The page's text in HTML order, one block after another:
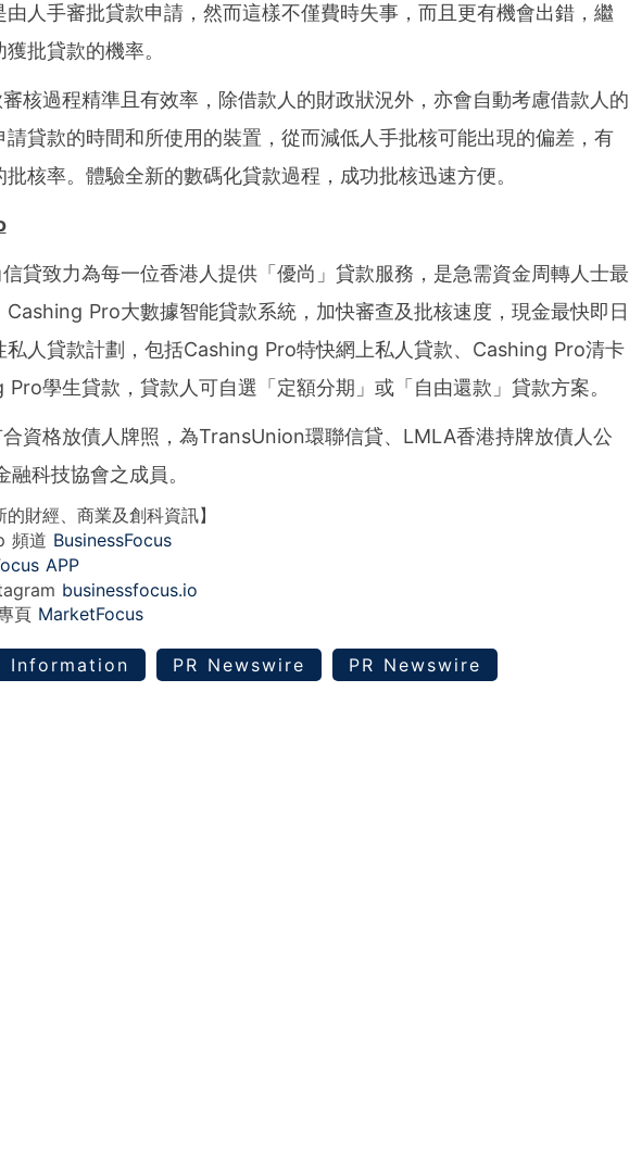
由人手審批貸款申請，然而這樣不僅費時失事，而且更有機會出錯，繼
批貸款的機率。
核過程精準且有效率，除借款人的財政狀況外，亦會自動考慮借款人的
請貸款的時間和所使用的裝置，從而減低人手批核可能出現的偏差，有
核率。體驗全新的數碼化貸款過程，成功批核迅速方便。
貸致力為每一位香港人提供「優尚」貸款服務，是急需資金周轉人士最
Cashing Pro大數據智能貸款系統，加快審查及批核速度，現金最快即日
私人貸款計劃，包括Cashing Pro特快網上私人貸款、Cashing Pro清卡
學生貸款，貸款人可自選「定額分期」或「自由還款」貸款方案。
資格放債人牌照，為TransUnion環聯信貸、LMLA香港持牌放債人公
科技協會之成員。
的財經、商業及創科資訊】
頻道 BusinessFocus
APP
businessfocus.io
頁 MarketFocus
Information PR Newswire PR Newswire